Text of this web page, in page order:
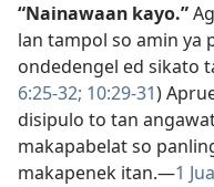
“Nainawaan kayo.”
lan tampol so amin ya
ondedengel ed sikato
6:25-32; 10:29-31)
disipulo to tan
makapabelat so
makapenek itan.—1